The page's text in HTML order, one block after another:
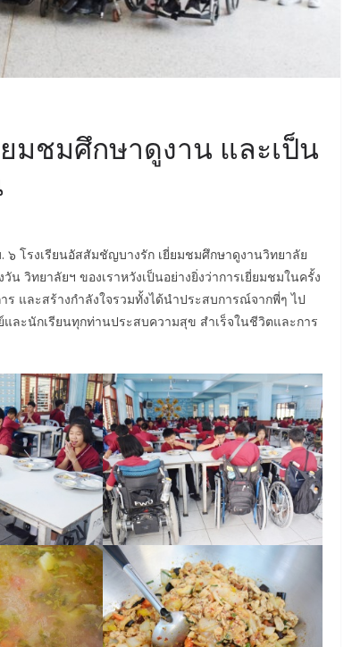
มชมศึกษาดูงาน และเป็น
โรงเรียนอัสสัมชัญบางรัก เยี่ยมชมศึกษาดูงานวิทยาลัย
น วิทยาลัยฯ ของเราหวังเป็นอย่างยิ่งว่าการเยี่ยมชมในครั้ง
และสร้างกำลังใจรวมทั้งได้นำประสบการณ์จากพี่ๆ ไป
ละนักเรียนทุกท่านประสบความสุข สำเร็จในชีวิตและการ